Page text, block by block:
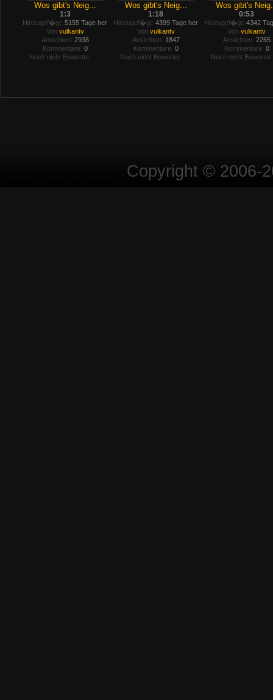
Wos gibt's Neig...
1:3
Hinzugef�gt: 5155 Tage her
Von vulkantv
Ansichten: 2938
Kommentare: 0
Noch nicht Bewertet
Wos gibt's Neig...
1:18
Hinzugef�gt: 4399 Tage her
Von vulkantv
Ansichten: 1847
Kommentare: 0
Noch nicht Bewertet
Wos gibt's
0:53
Hinzugef�gt: 4342
Von vulkantv
Ansichten: 2265
Kommentare: 0
Noch nicht Bewertet
Copyright © 2006-